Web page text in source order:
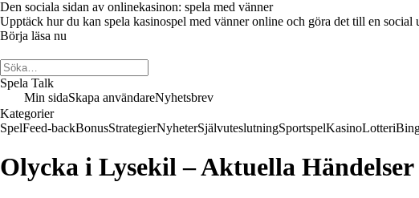
Den sociala sidan av onlinekasinon: spela med vänner
Upptäck hur du kan spela kasinospel med vänner online och göra det till en
Börja läsa nu
Spela Talk
Min sidaSkapa användareNyhetsbrev
Kategorier
SpelFeed-backBonusStrategierNyheterSjälvuteslutningSportspelKasinoLotteri
Olycka i Lysekil – Aktuella